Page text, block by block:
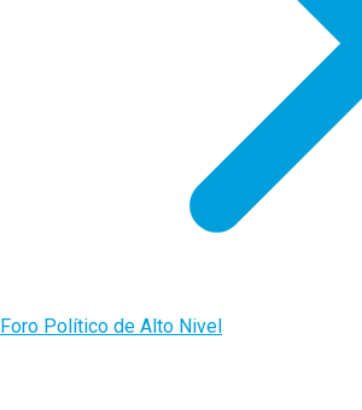
Foro Político de Alto Nivel